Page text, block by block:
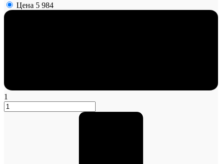
Цена 5 984
1